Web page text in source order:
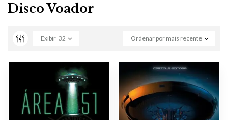
Disco Voador
Ordenar por mais recente
Exibir 32